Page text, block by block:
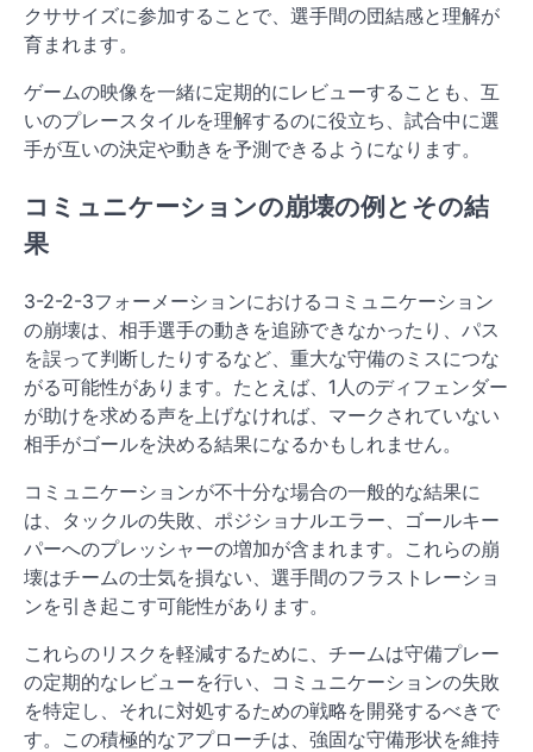
クササイズに参加することで、選手間の団結感と理解が
育まれます。
ゲームの映像を一緒に定期的にレビューすることも、互
いのプレースタイルを理解するのに役立ち、試合中に選
手が互いの決定や動きを予測できるようになります。
コミュニケーションの崩壊の例とその結
果
3-2-2-3フォーメーションにおけるコミュニケーション
の崩壊は、相手選手の動きを追跡できなかったり、パス
を誤って判断したりするなど、重大な守備のミスにつな
がる可能性があります。たとえば、1人のディフェンダー
が助けを求める声を上げなければ、マークされていない
相手がゴールを決める結果になるかもしれません。
コミュニケーションが不十分な場合の一般的な結果に
は、タックルの失敗、ポジショナルエラー、ゴールキー
パーへのプレッシャーの増加が含まれます。これらの崩
壊はチームの士気を損ない、選手間のフラストレーショ
ンを引き起こす可能性があります。
これらのリスクを軽減するために、チームは守備プレー
の定期的なレビューを行い、コミュニケーションの失敗
を特定し、それに対処するための戦略を開発するべきで
す。この積極的なアプローチは、強固な守備形状を維持